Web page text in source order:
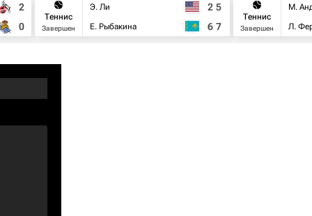
2
0
Теннис
Завершен
Э. Ли
Е. Рыбакина
2 5
6 7
Теннис
Завершен
М.
Л.